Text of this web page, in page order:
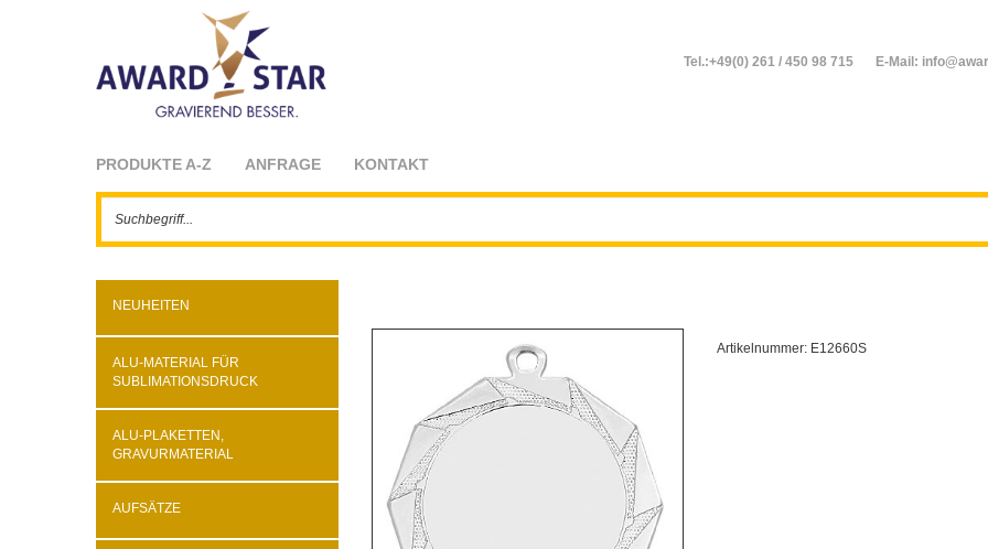
Tel.:+49(0) 261 / 450 98 715 E-Mail:
PRODUKTE A-Z ANFRAGE KONTAKT
NEUHEITEN
ALU-MATERIAL FÜR
SUBLIMATIONSDRUCK
ALU-PLAKETTEN,
GRAVURMATERIAL
AUFSÄTZE
Artikelnummer: E12660S